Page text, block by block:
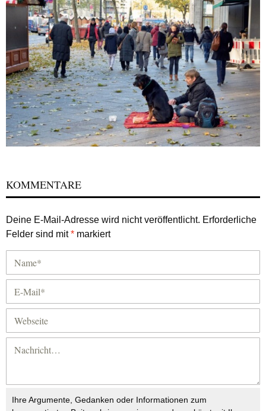
KOMMENTARE
Deine E-Mail-Adresse wird nicht veröffentlicht. Erforderliche
Felder sind mit* markiert
Ihre Argumente, Gedanken oder Informationen zum